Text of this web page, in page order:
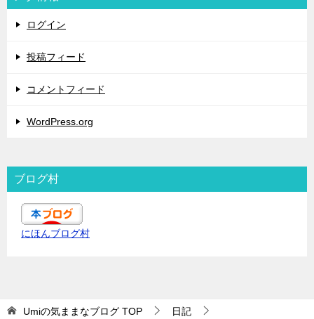
ログイン
投稿フィード
コメントフィード
WordPress.org
ブログ村
にほんブログ村
Umiの気ままなブログ TOP 日記